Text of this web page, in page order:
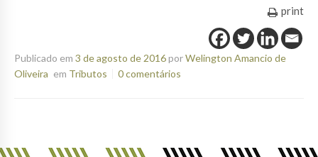
print
Publicado em 3 de agosto de 2016porWelington Amancio de
Oliveira em Tributos 0 comentários